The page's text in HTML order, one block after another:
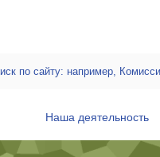
Наша деятельность